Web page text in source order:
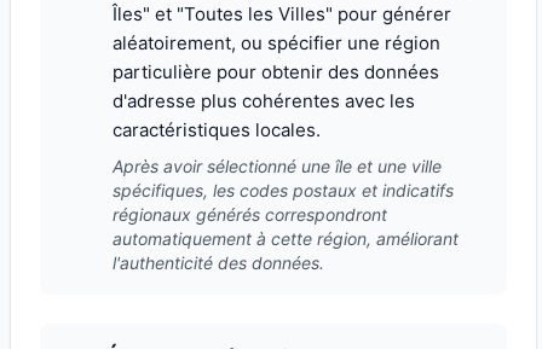
Îles" et "Toutes les Villes" pour générer
aléatoirement, ou spécifier une région
particulière pour obtenir des données
d'adresse plus cohérentes avec les
caractéristiques locales.
Après avoir sélectionné une île et une ville
spécifiques, les codes postaux et indicatifs
régionaux générés correspondront
automatiquement à cette région, améliorant
l'authenticité des données.